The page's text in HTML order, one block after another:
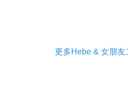
更多Hebe & 女朋友